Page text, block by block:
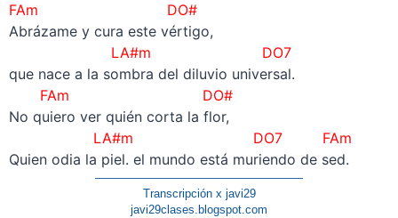
FAm DO#
Abrázame y cura este vértigo,
LA#m DO7
que nace a la sombra del diluvio universal.
FAm DO#
No quiero ver quién corta la flor,
LA#m DO7 FAm
Quien odia la piel. el mundo está muriendo de sed.
——————————————————
Transcripción x javi29
javi29clases.blogspot.com